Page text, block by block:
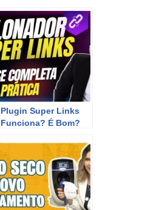
Plugin Super Links
Funciona? É Bom?
Pena? Review
Completa Super
Links Pro